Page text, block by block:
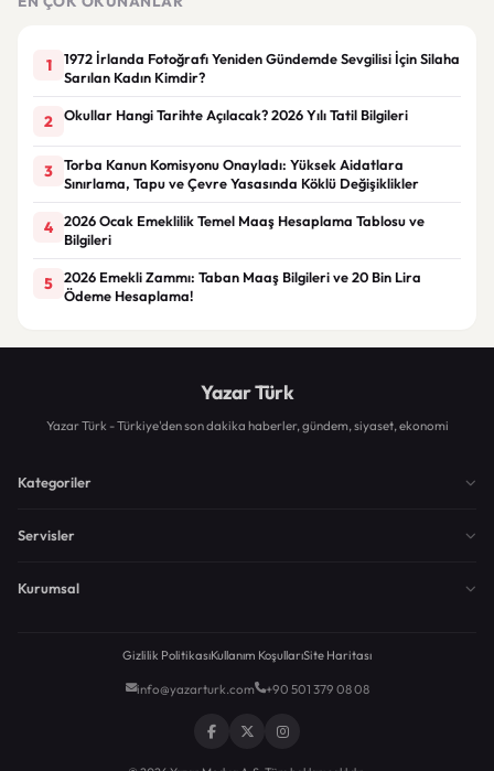
1
1972 İrlanda Fotoğrafı Yeniden Gündemde Sevgilisi İçin Silaha
Sarılan Kadın Kimdir?
2 Okullar Hangi Tarihte Açılacak? 2026 Yılı Tatil Bilgileri
3
Torba Kanun Komisyonu Onayladı: Yüksek Aidatlara
Sınırlama, Tapu ve Çevre Yasasında Köklü Değişiklikler
4
2026 Ocak Emeklilik Temel Maaş Hesaplama Tablosu ve
Bilgileri
5
2026 Emekli Zammı: Taban Maaş Bilgileri ve 20 Bin Lira
Ödeme Hesaplama!
Yazar Türk
Yazar Türk - Türkiye'den son dakika haberler, gündem, siyaset, ekonomi
Kategoriler
Servisler
Kurumsal
Gizlilik PolitikasıKullanım KoşullarıSite Haritası
info@yazarturk.com +90 501 379 08 08